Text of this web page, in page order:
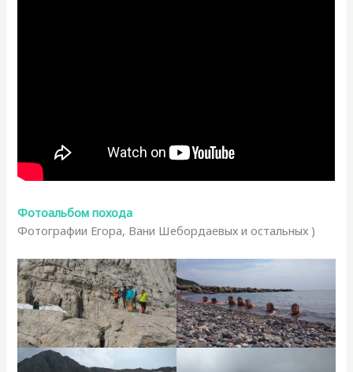
Фотоальбом похода
Фотографии Егора, Вани Шебордаевых и остальных )